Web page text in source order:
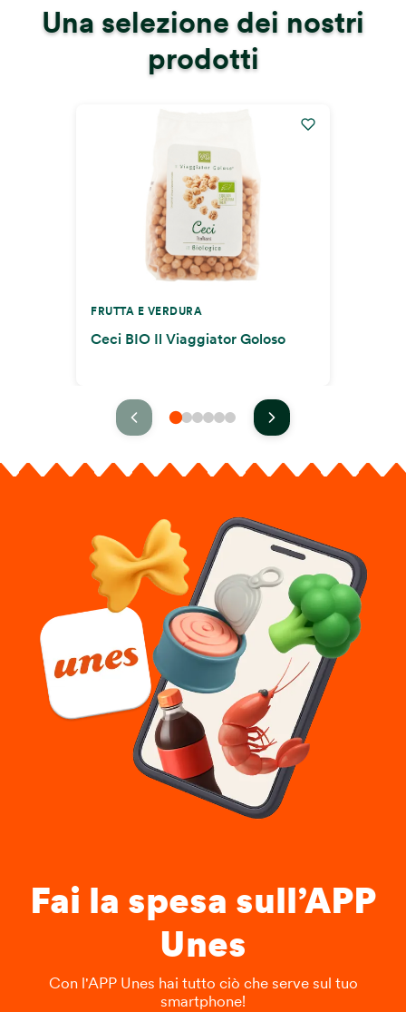
Una selezione dei nostri
prodotti
FRUTTA E VERDURA
Ceci BIO Il Viaggiator Goloso
Fai la spesa sull’APP
Unes
Con l'APP Unes hai tutto ciò che serve sul tuo
smartphone!